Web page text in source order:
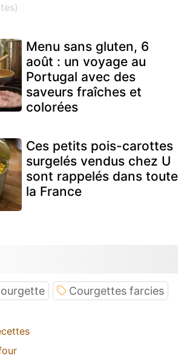
Menu sans gluten, 6
août : un voyage au
Portugal avec des
saveurs fraîches et
colorées
Ces petits pois-carottes
surgelés vendus chez U
sont rappelés dans toute
la France
Courgettes farcies